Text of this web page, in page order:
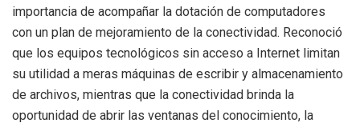
importancia de acompañar la dotación de computadores
con un plan de mejoramiento de la conectividad. Reconoció
que los equipos tecnológicos sin acceso a Internet limitan
su utilidad a meras máquinas de escribir y almacenamiento
de archivos, mientras que la conectividad brinda la
oportunidad de abrir las ventanas del conocimiento, la